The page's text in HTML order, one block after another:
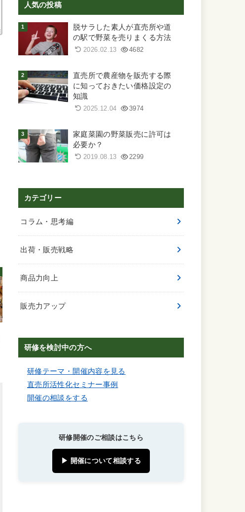
人気の投稿
脱サラした素人が直売所や道
の駅で野菜を売りまくる方法
2026.02.13 4682
直売所で農産物を販売する際
に知っておきたい価格設定の
知識
2025.12.04 3974
家庭菜園の野菜販売に許可は
必要か？
2019.08.13 2299
カテゴリー
コラム・思考編
出荷・販売戦略
商品力向上
販売力アップ
研修を検討中の方へ
研修テーマ・開催内容を見る
直売所活性化セミナー事例
開催の相談をする
研修開催のご相談はこちら
▶ 開催について相談する